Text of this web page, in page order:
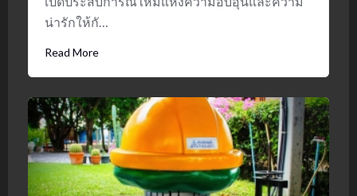
น่ารักให้กั…
Read More